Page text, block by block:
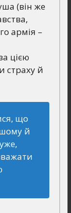
(він же
армія –
цією
страху й
що
й